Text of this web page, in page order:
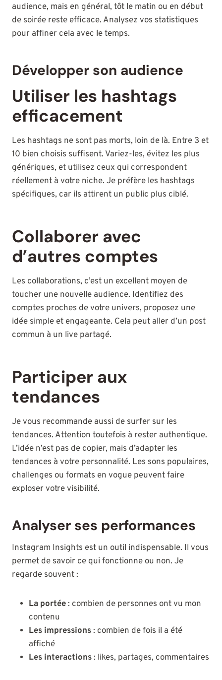
audience, mais en général, tôt le matin ou en début
de soirée reste efficace. Analysez vos statistiques
pour affiner cela avec le temps.
Développer son audience
Utiliser les hashtags
efficacement
Les hashtags ne sont pas morts, loin de là. Entre 3 et
10 bien choisis suffisent. Variez-les, évitez les plus
génériques, et utilisez ceux qui correspondent
réellement à votre niche. Je préfère les hashtags
spécifiques, car ils attirent un public plus ciblé.
Collaborer avec
d’autres comptes
Les collaborations, c’est un excellent moyen de
toucher une nouvelle audience. Identifiez des
comptes proches de votre univers, proposez une
idée simple et engageante. Cela peut aller d’un post
commun à un live partagé.
Participer aux
tendances
Je vous recommande aussi de surfer sur les
tendances. Attention toutefois à rester authentique.
L’idée n’est pas de copier, mais d’adapter les
tendances à votre personnalité. Les sons populaires,
challenges ou formats en vogue peuvent faire
exploser votre visibilité.
Analyser ses performances
Instagram Insights est un outil indispensable. Il vous
permet de savoir ce qui fonctionne ou non. Je
regarde souvent :
La portée: combien de personnes ont vu mon
contenu
Les impressions: combien de fois il a été
affiché
Les interactions: likes, partages, commentaires